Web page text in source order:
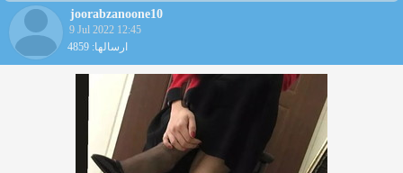
joorabzanoone10
9 Jul 2022 12:45
ارسالها: 4859